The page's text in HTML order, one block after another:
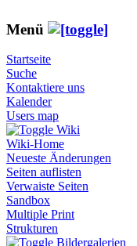
Menü
Startseite
Suche
Kontaktiere uns
Kalender
Users map
Wiki
Wiki-Home
Neueste Änderungen
Seiten auflisten
Verwaiste Seiten
Sandbox
Multiple Print
Strukturen
Bildergalerien